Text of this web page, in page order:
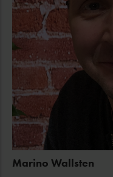
Marino Wallsten